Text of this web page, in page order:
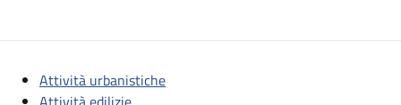
Descrizione
Attività urbanistiche